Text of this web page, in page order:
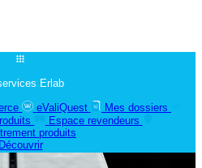
Erlab
eValiQuest
Mes dossiers
Espace revendeurs
produits
Découvrir